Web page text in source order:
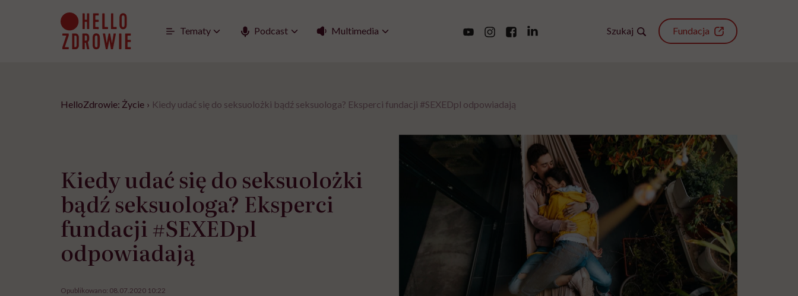
Tematy Podcast Multimedia Szukaj Fundacja
HelloZdrowie: Życie › Kiedy udać się do seksuolożki bądź seksuologa? Eksperci fundacji #SEXEDpl odpowiadają
Kiedy udać się do seksuolożki
bądź seksuologa? Eksperci
fundacji #SEXEDpl
odpowiadają
Opublikowano: 08.07.2020 10:22